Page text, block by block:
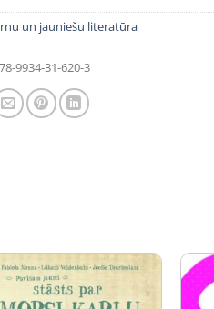
un jauniešu literatūra
9934-31-620-3